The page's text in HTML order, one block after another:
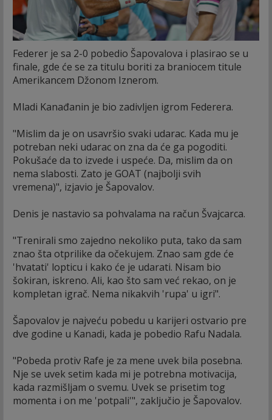
Federer je sa 2-0 pobedio Šapovalova i plasirao se u
finale, gde će se za titulu boriti za braniocem titule
Amerikancem Džonom Iznerom.
Mladi Kanađanin je bio zadivljen igrom Federera.
"Mislim da je on usavršio svaki udarac. Kada mu je
potreban neki udarac on zna da će ga pogoditi.
Pokušaće da to izvede i uspeće. Da, mislim da on
nema slabosti. Zato je GOAT (najbolji svih
vremena)", izjavio je Šapovalov.
Denis je nastavio sa pohvalama na račun Švajcarca.
"Trenirali smo zajedno nekoliko puta, tako da sam
znao šta otprilike da očekujem. Znao sam gde će
'hvatati' lopticu i kako će je udarati. Nisam bio
šokiran, iskreno. Ali, kao što sam već rekao, on je
kompletan igrač. Nema nikakvih 'rupa' u igri".
Šapovalov je najveću pobedu u karijeri ostvario pre
dve godine u Kanadi, kada je pobedio Rafu Nadala.
"Pobeda protiv Rafe je za mene uvek bila posebna.
Nje se uvek setim kada mi je potrebna motivacija,
kada razmišljam o svemu. Uvek se prisetim tog
momenta i on me 'potpali'", zaključio je Šapovalov.